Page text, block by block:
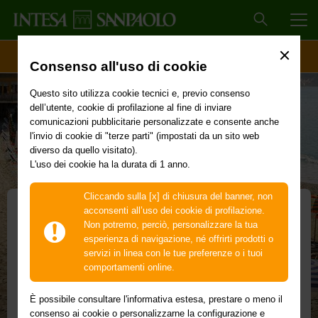
Consenso all'uso di cookie
Questo sito utilizza cookie tecnici e, previo consenso
dell’utente, cookie di profilazione al fine di inviare
comunicazioni pubblicitarie personalizzate e consente anche
l'invio di cookie di "terze parti" (impostati da un sito web
diverso da quello visitato).
L'uso dei cookie ha la durata di 1 anno.
Cliccando sulla [x] di chiusura del banner, non
acconsenti all’uso dei cookie di profilazione.
Non potremo, perciò, personalizzare la tua
esperienza di navigazione, né offrirti prodotti o
servizi in linea con le tue preferenze o i tuoi
comportamenti online.
È possibile consultare l'informativa estesa, prestare o meno il
consenso ai cookie o personalizzarne la configurazione e
Iniziativa stabilimenti
balneari
Trasforma i pagamenti su circuito Mastercard